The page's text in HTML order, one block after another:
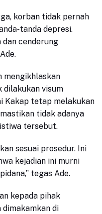
korban tidak pernah
tanda depresi.
dan cenderung
mengikhlaskan
dilakukan visum
Kakap tetap melakukan
tidak adanya
tersebut.
sesuai prosedur. Ini
kejadian ini murni
tegas Ade.
kepada pihak
dimakamkan di